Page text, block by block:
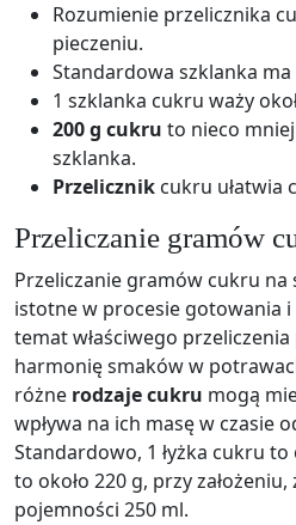
Rozumienie przelicznika
pieczeniu.
Standardowa szklanka
1 szklanka cukru waży
200 g cukru to nieco
szklanka.
Przelicznik cukru ułatwia
Przeliczanie gramów
Przeliczanie gramów cukru na
istotne w procesie gotowania i
temat właściwego
harmonię smaków w
różne rodzaje cukru mogą
wpływa na ich masę w czasie
Standardowo, 1 łyżka cukru to
to około 220 g, przy
pojemności 250 ml.